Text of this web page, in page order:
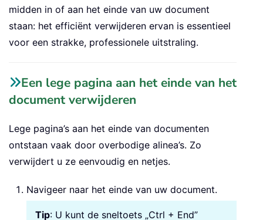
midden in of aan het einde van uw document
staan: het efficiënt verwijderen ervan is essentieel
voor een strakke, professionele uitstraling.
Een lege pagina aan het einde van het
document verwijderen
Lege pagina’s aan het einde van documenten
ontstaan vaak door overbodige alinea’s. Zo
verwijdert u ze eenvoudig en netjes.
Navigeer naar het einde van uw document.
Tip: U kunt de sneltoets „Ctrl + End”